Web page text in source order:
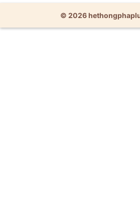
© 2026